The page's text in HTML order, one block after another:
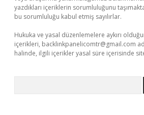
yazdıkları içeriklerin sorumluluğunu
bu sorumluluğu kabul etmiş sayılırlar.
Hukuka ve yasal düzenlemelere aykırı
içerikleri, backlinkpanelicomtr@gmail.com
halinde, ilgili içerikler yasal süre içerisinde